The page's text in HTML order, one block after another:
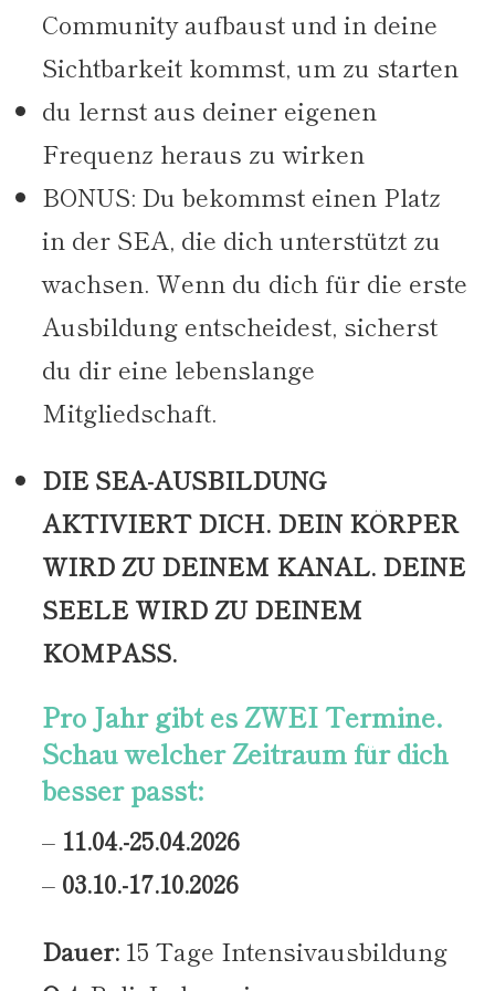
Community aufbaust und in deine
Sichtbarkeit kommst, um zu starten
du lernst aus deiner eigenen
Frequenz heraus zu wirken
BONUS: Du bekommst einen Platz
in der SEA, die dich unterstützt zu
wachsen. Wenn du dich für die erste
Ausbildung entscheidest, sicherst
du dir eine lebenslange
Mitgliedschaft.
DIE SEA-AUSBILDUNG
AKTIVIERT DICH. DEIN KÖRPER
WIRD ZU DEINEM KANAL. DEINE
SEELE WIRD ZU DEINEM
KOMPASS.
Pro Jahr gibt es ZWEI Termine.
Schau welcher Zeitraum für dich
besser passt:
– 11.04.-25.04.2026
– 03.10.-17.10.2026
Dauer:15 Tage Intensivausbildung